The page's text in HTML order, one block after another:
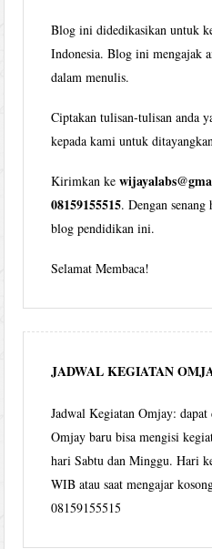
Blog ini didedikasikan untuk
Indonesia. Blog ini mengajak
dalam menulis.
Ciptakan tulisan-tulisan anda
kepada kami untuk
Kirimkan ke
08159155515. Dengan
blog pendidikan ini.
Selamat Membaca!
JADWAL KEGIATAN
Jadwal Kegiatan Omjay:
Omjay baru bisa mengisi
hari Sabtu dan Minggu. Hari
WIB atau saat mengajar
08159155515